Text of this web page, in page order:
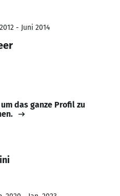
- Juni 2014
das ganze Profil zu